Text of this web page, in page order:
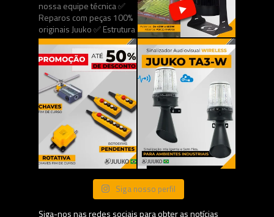
Siga nosso perfil
Siga-nos nas redes sociais para obter as notícias